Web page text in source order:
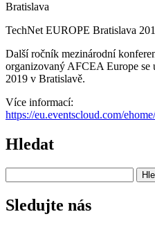
Bratislava
TechNet EUROPE Bratislava
Další ročník mezinárodní
organizovaný AFCEA Europe se
2019 v Bratislavě.
Více informací:
https://eu.eventscloud.com/
Hledat
Sledujte nás